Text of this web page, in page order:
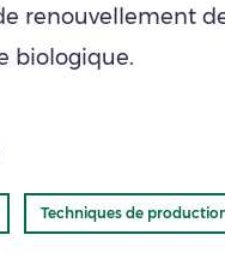
renouvellement
biologique.
Techniques de